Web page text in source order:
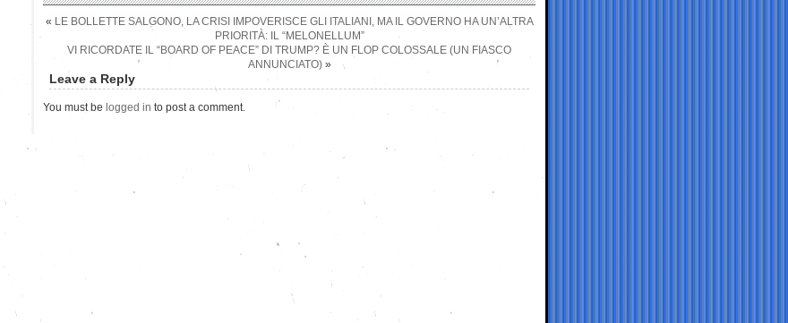
« LE BOLLETTE SALGONO, LA CRISI IMPOVERISCE GLI ITALIANI, MA IL GOVERNO HA UN’ALTRA
PRIORITÀ: IL “MELONELLUM”
VI RICORDATE IL “BOARD OF PEACE” DI TRUMP? È UN FLOP COLOSSALE (UN FIASCO
ANNUNCIATO)»
Leave a Reply
You must be logged in to post a comment.